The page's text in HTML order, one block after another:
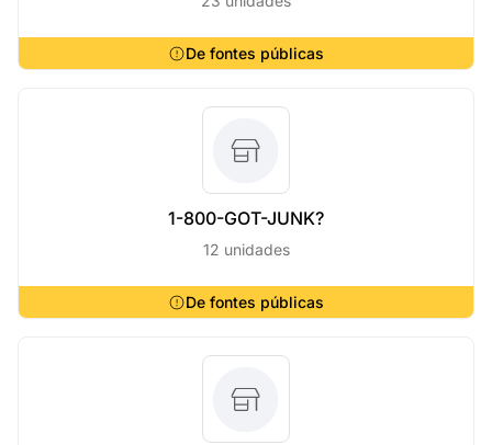
De fontes públicas
1-800-GOT-JUNK?
12 unidades
De fontes públicas